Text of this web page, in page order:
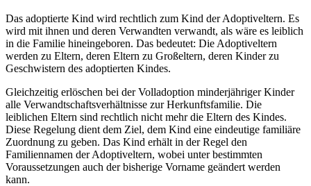
Das adoptierte Kind wird rechtlich zum Kind der Adoptiveltern. Es
wird mit ihnen und deren Verwandten verwandt, als wäre es leiblich
in die Familie hineingeboren. Das bedeutet: Die Adoptiveltern
werden zu Eltern, deren Eltern zu Großeltern, deren Kinder zu
Geschwistern des adoptierten Kindes.
Gleichzeitig erlöschen bei der Volladoption minderjähriger Kinder
alle Verwandtschaftsverhältnisse zur Herkunftsfamilie. Die
leiblichen Eltern sind rechtlich nicht mehr die Eltern des Kindes.
Diese Regelung dient dem Ziel, dem Kind eine eindeutige familiäre
Zuordnung zu geben. Das Kind erhält in der Regel den
Familiennamen der Adoptiveltern, wobei unter bestimmten
Voraussetzungen auch der bisherige Vorname geändert werden
kann.